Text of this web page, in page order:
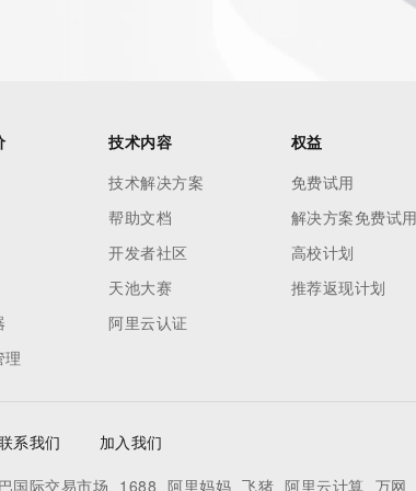
理
技术内容
技术解决方案
帮助文档
开发者社区
天池大赛
阿里云认证
权益
免费试用
解决方案免费试用
高校计划
推荐返现计划
系我们
加入我们
国际交易市场 1688 阿里妈妈 飞猪 阿里云计算 万网